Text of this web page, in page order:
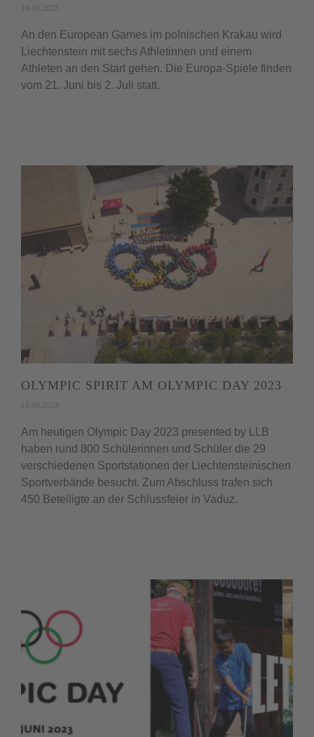
16.06.2023
An den European Games im polnischen Krakau wird
Liechtenstein mit sechs Athletinnen und einem
Athleten an den Start gehen. Die Europa-Spiele finden
vom 21. Juni bis 2. Juli statt.
OLYMPIC SPIRIT AM OLYMPIC DAY 2023
15.06.2023
Am heutigen Olympic Day 2023 presented by LLB
haben rund 800 Schülerinnen und Schüler die 29
verschiedenen Sportstationen der Liechtensteinischen
Sportverbände besucht. Zum Abschluss trafen sich
450 Beteiligte an der Schlussfeier in Vaduz.